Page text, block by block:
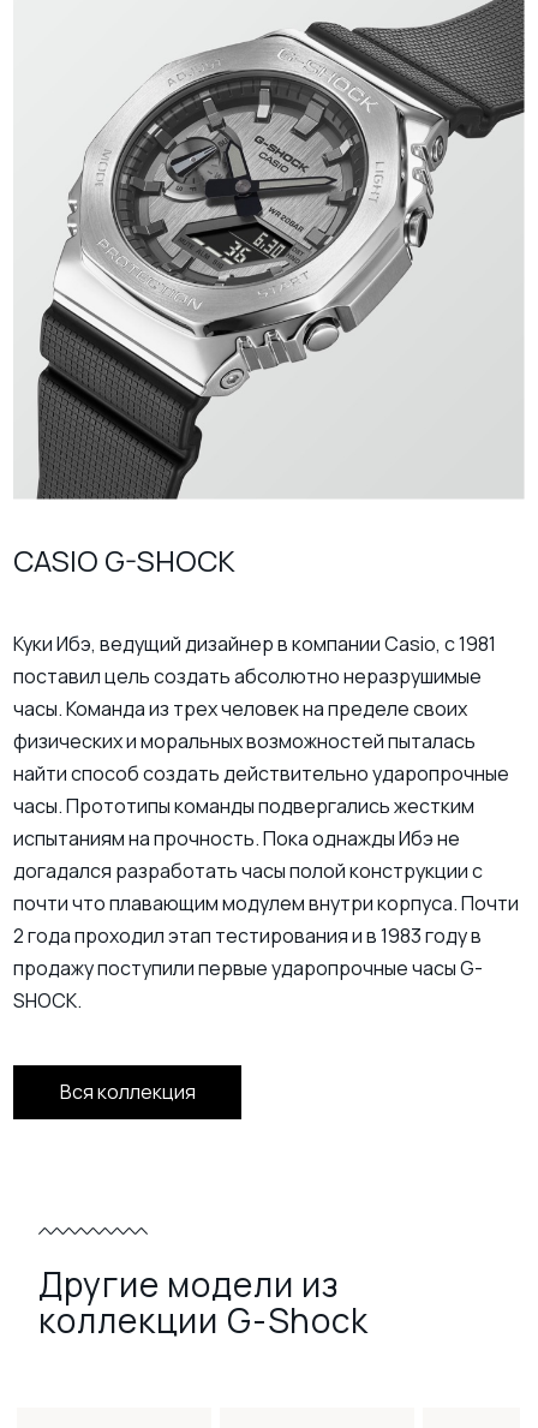
CASIO G-SHOCK
Куки Ибэ, ведущий дизайнер в компании Casio, с 1981
поставил цель создать абсолютно неразрушимые
часы. Команда из трех человек на пределе своих
физических и моральных возможностей пыталась
найти способ создать действительно ударопрочные
часы. Прототипы команды подвергались жестким
испытаниям на прочность. Пока однажды Ибэ не
догадался разработать часы полой конструкции с
почти что плавающим модулем внутри корпуса. Почти
2 года проходил этап тестирования и в 1983 году в
продажу поступили первые ударопрочные часы G-
SHOCK.
Вся коллекция
Другие модели из
коллекции G-Shock